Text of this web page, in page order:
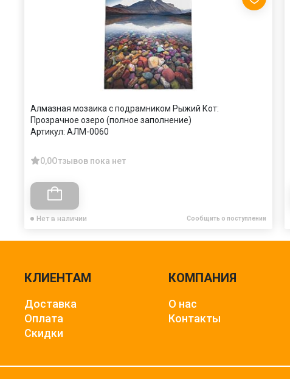
Алмазная мозаика с подрамником Рыжий Кот:
Прозрачное озеро (полное заполнение)
Артикул: АЛМ-0060
0,0Отзывов пока нет
Нет в наличии Сообщить о поступлении
КЛИЕНТАМ
Доставка
Оплата
Скидки
КОМПАНИЯ
О нас
Контакты